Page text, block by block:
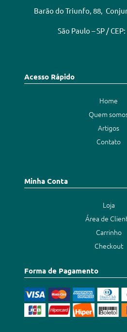
Barão do Triunfo, 88,
São Paulo – SP /
Acesso Rápido
Home
Quem
Artigos
Contato
Minha Conta
Loja
Área de
Carrinho
Checkout
Forma de Pagamento